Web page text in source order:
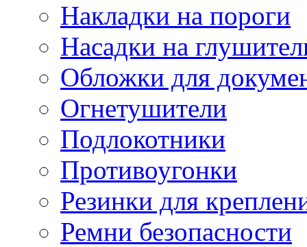
Накладки на пороги
Насадки на
Обложки для
Огнетушители
Подлокотники
Противоугонки
Резинки для
Ремни безопасности